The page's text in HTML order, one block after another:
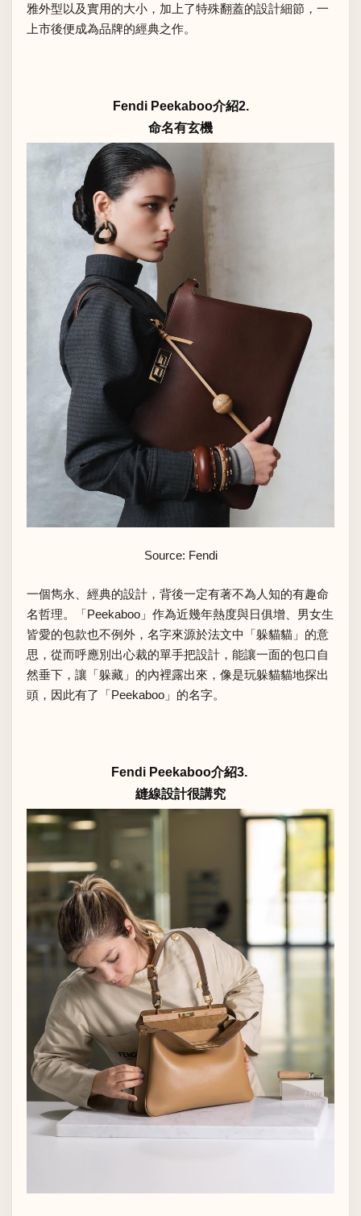
雅外型以及實用的大小，加上了特殊翻蓋的設計細節，一
上市後便成為品牌的經典之作。
Fendi Peekaboo介紹2.
命名有玄機
Source: Fendi
一個雋永、經典的設計，背後一定有著不為人知的有趣命
名哲理。「Peekaboo」作為近幾年熱度與日俱增、男女生
皆愛的包款也不例外，名字來源於法文中「躲貓貓」的意
思，從而呼應別出心裁的單手把設計，能讓一面的包口自
然垂下，讓「躲藏」的內裡露出來，像是玩躲貓貓地探出
頭，因此有了「Peekaboo」的名字。
Fendi Peekaboo介紹3.
縫線設計很講究